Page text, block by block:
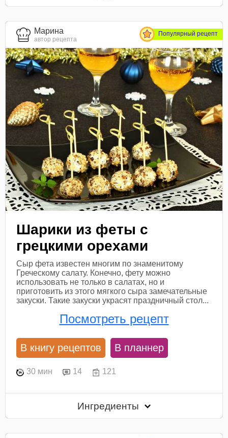
Марина
автор рецепта
Популярный рецепт
Шарики из феты с
грецкими орехами
Сыр фета известен многим по знаменитому
Греческому салату. Конечно, фету можно
использовать не только в салатах, но и
приготовить из этого мягкого сыра замечательные
закуски. Такие закуски украсят праздничный стол...
Посмотреть рецепт
В книгу рецептов В планнер
30 мин 14 121
Ингредиенты